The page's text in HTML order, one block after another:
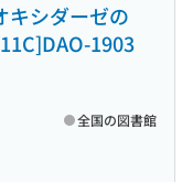
キシダーゼの
1903
全国の図書館